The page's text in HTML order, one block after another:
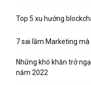
Top 5 xu hướng
7 sai lầm Marketing
Những khó khăn trở
năm 2022